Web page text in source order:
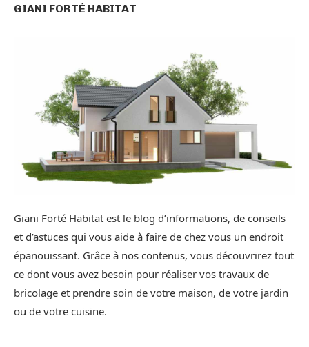
GIANI FORTÉ HABITAT
Giani Forté Habitat est le blog d’informations, de conseils
et d’astuces qui vous aide à faire de chez vous un endroit
épanouissant. Grâce à nos contenus, vous découvrirez tout
ce dont vous avez besoin pour réaliser vos travaux de
bricolage et prendre soin de votre maison, de votre jardin
ou de votre cuisine.